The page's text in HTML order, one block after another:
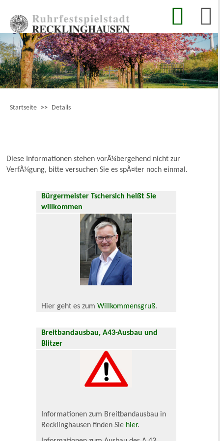
Startseite >> Details
Diese Informationen stehen vorÃ¼bergehend nicht zur
VerfÃ¼gung, bitte versuchen Sie es spÃ¤ter noch einmal.
Bürgermeister Tschersich heißt Sie
willkommen
Hier geht es zumWillkommensgruß.
Breitbandausbau, A43-Ausbau und
Blitzer
Informationen zum Breitbandausbau in
Recklinghausen finden Sie hier.